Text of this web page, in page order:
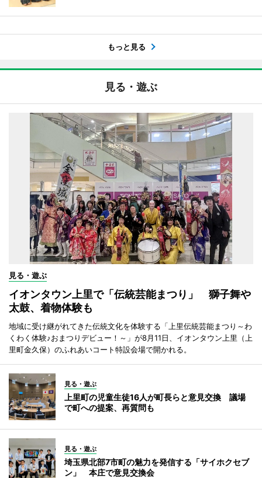
もっと見る
見る・遊ぶ
見る・遊ぶ
イオンタウン上里で「伝統芸能まつり」 獅子舞や
太鼓、着物体験も
地域に受け継がれてきた伝統文化を体験する「上里伝統芸能まつり～わ
くわく体験♪おまつりデビュー！～」が8月11日、イオンタウン上里（上
里町金久保）のふれあいコート特設会場で開かれる。
見る・遊ぶ
上里町の児童生徒16人が町長らと意見交換 議場
で町への提案、再質問も
見る・遊ぶ
埼玉県北部7市町の魅力を発信する「サイホクセブ
ン」 本庄で意見交換会